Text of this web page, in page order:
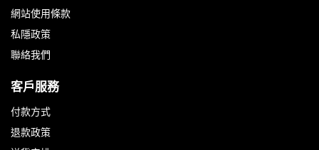
網站使用條款
私隱政策
聯絡我們
客戶服務
付款方式
退款政策